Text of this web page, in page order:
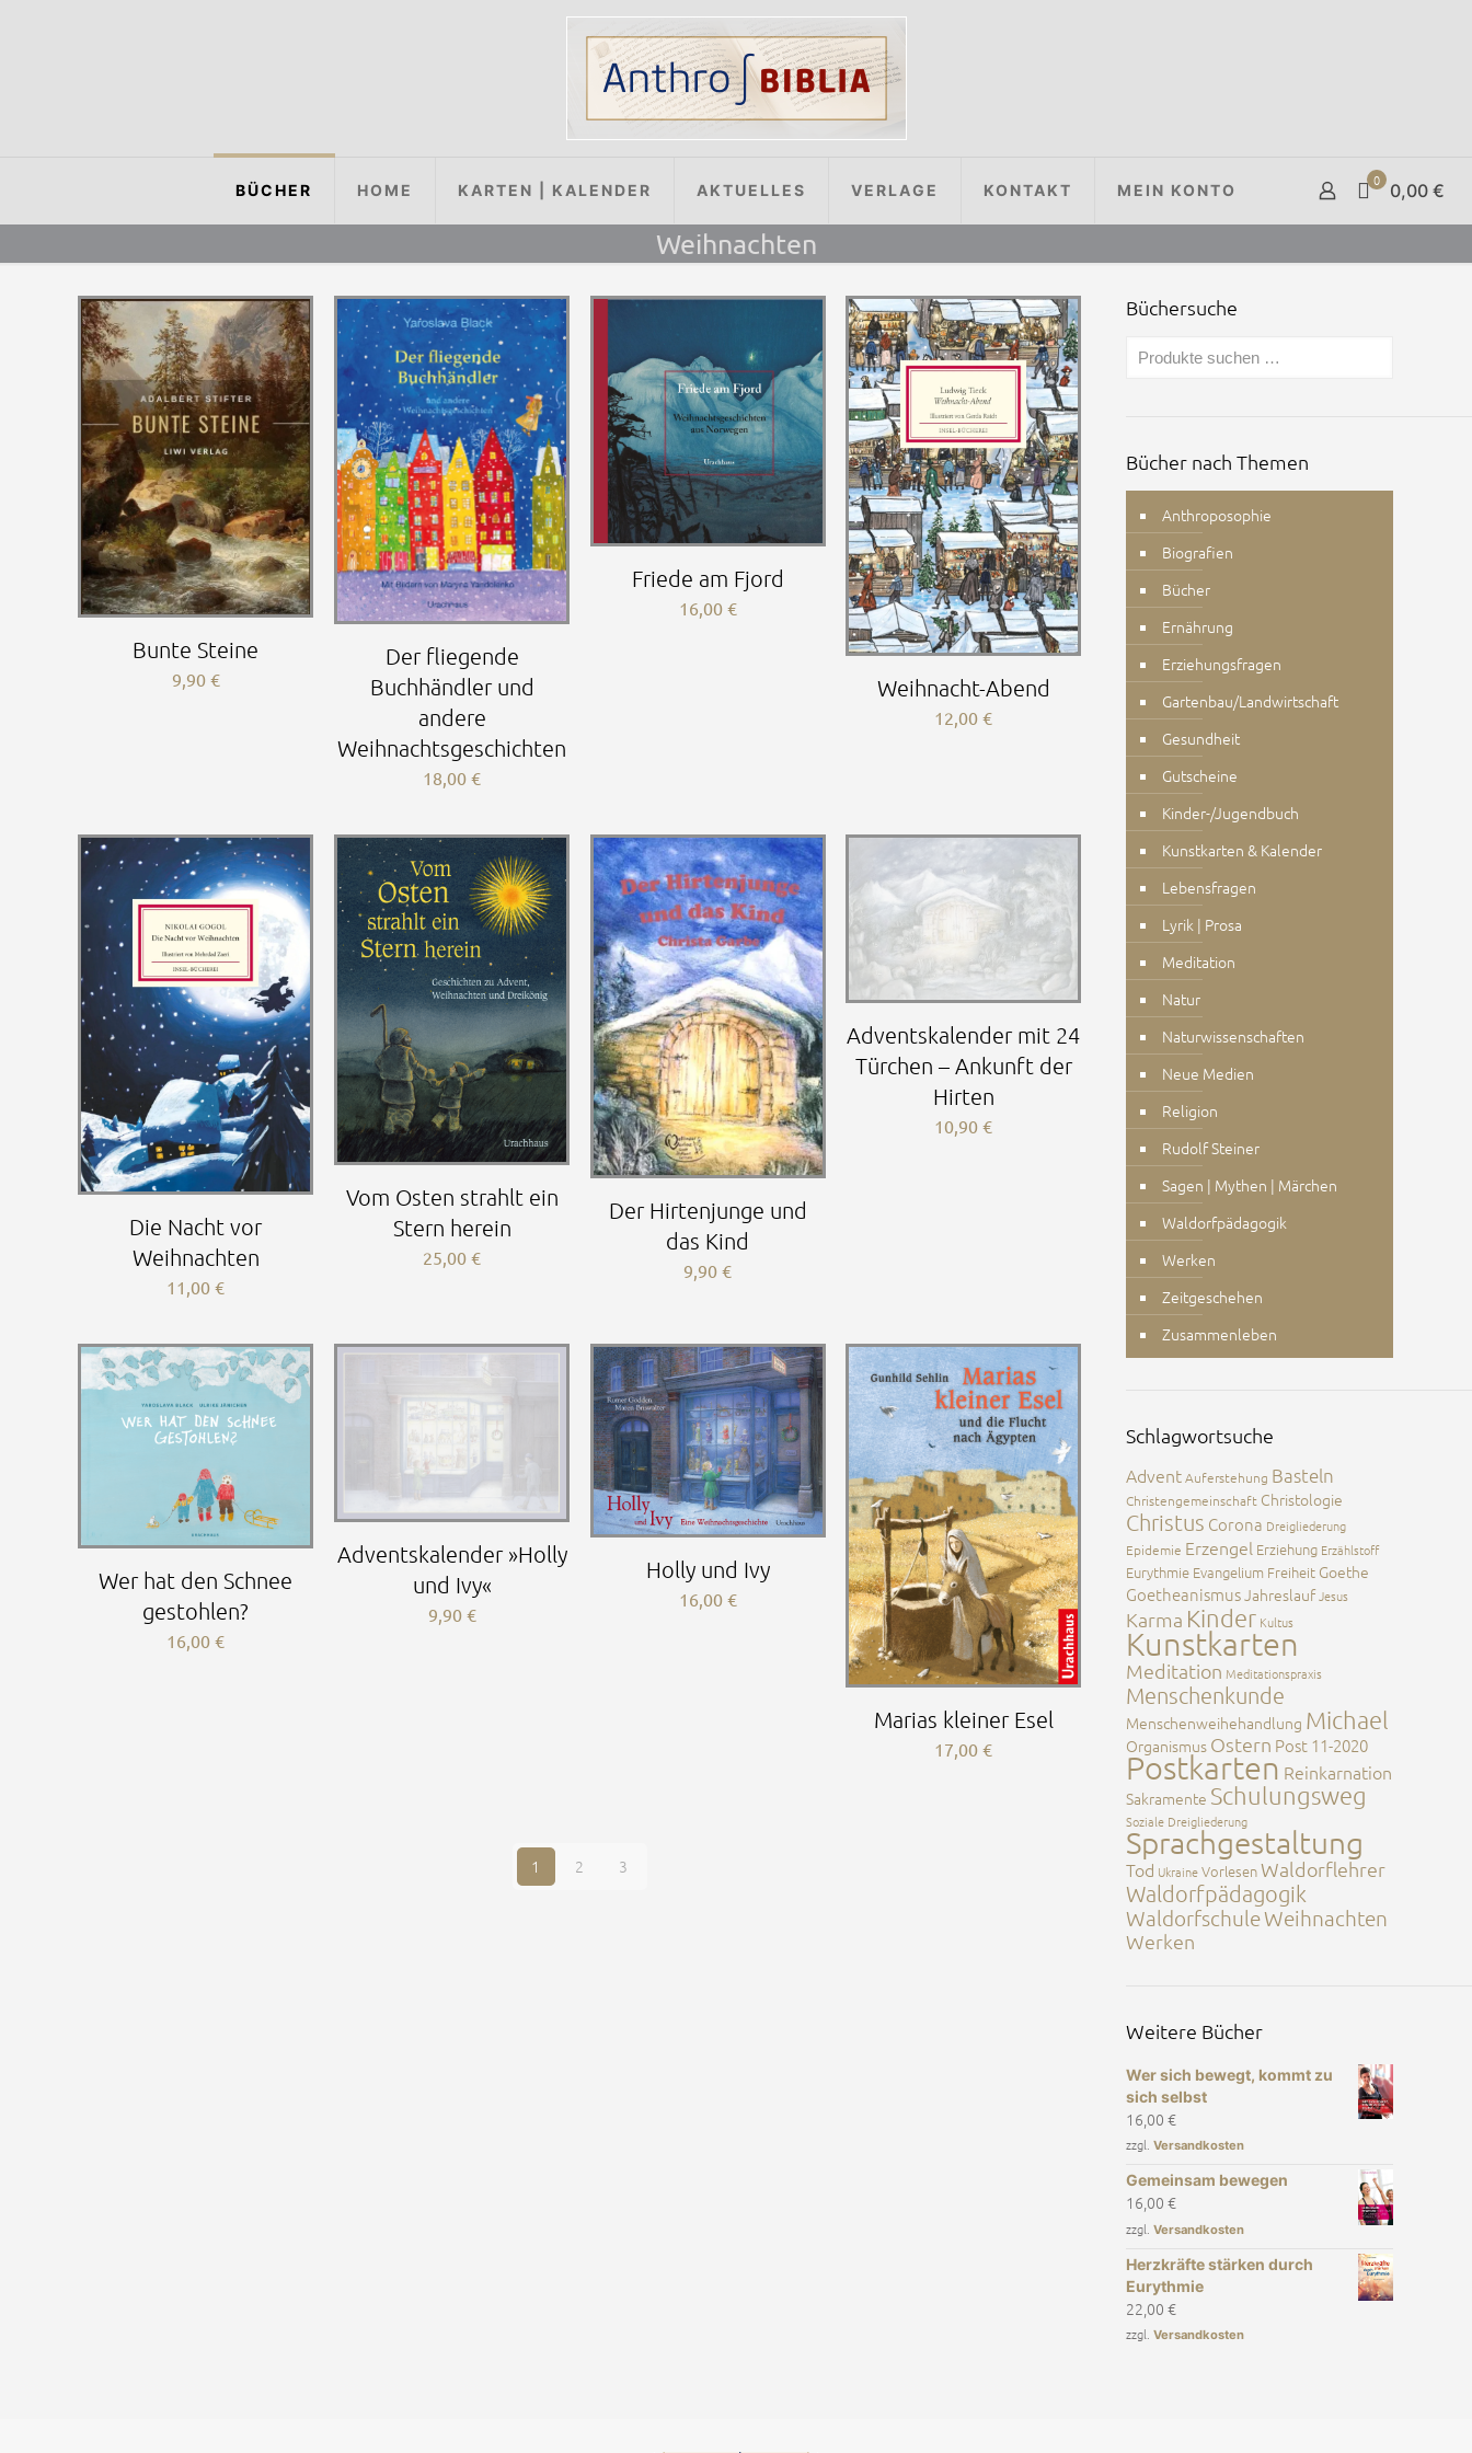
BÜCHER HOME KARTEN | KALENDER AKTUELLES VERLAGE KONTAKT MEIN KONTO
0 0,00 €
Weihnachten
Bunte Steine
9,90 €
Der fliegende
Buchhändler und
andere
Weihnachtsgeschichten
18,00€
Friede am Fjord
16,00 €
Weihnacht-Abend
12,00€
Die Nacht vor
Weihnachten
11,00€
Vom Osten strahlt ein
Stern herein
25,00€
Der Hirtenjunge und
das Kind
9,90€
Adventskalender mit 24
Türchen – Ankunft der
Hirten
10,90€
Wer hat den Schnee
gestohlen?
16,00€
Adventskalender »Holly
und Ivy«
9,90 €
Holly und Ivy
16,00 €
Marias kleiner Esel
17,00€
1 2 3
Büchersuche
Bücher nach Themen
Anthroposophie
Biografien
Bücher
Ernährung
Erziehungsfragen
Gartenbau/Landwirtschaft
Gesundheit
Gutscheine
Kinder-/Jugendbuch
Kunstkarten & Kalender
Lebensfragen
Lyrik | Prosa
Meditation
Natur
Naturwissenschaften
Neue Medien
Religion
Rudolf Steiner
Sagen | Mythen | Märchen
Waldorfpädagogik
Werken
Zeitgeschehen
Zusammenleben
Schlagwortsuche
AdventAuferstehung Basteln
Christengemeinschaft Christologie
Christus Corona Dreigliederung
Epidemie Erzengel Erziehung Erzählstoff
Eurythmie Evangelium Freiheit Goethe
GoetheanismusJahreslaufJesus
Karma Kinder Kultus
Kunstkarten
Meditation Meditationspraxis
Menschenkunde
Menschenweihehandlung Michael
Organismus Ostern Post 11-2020
Postkarten Reinkarnation
Sakramente Schulungsweg
Soziale Dreigliederung
Sprachgestaltung
Tod UkraineVorlesenWaldorflehrer
Waldorfpädagogik
WaldorfschuleWeihnachten
Werken
Weitere Bücher
Wer sich bewegt, kommt zu
sich selbst
16,00 €
zzgl. Versandkosten
Gemeinsam bewegen
16,00 €
zzgl. Versandkosten
Herzkräfte stärken durch
Eurythmie
22,00 €
zzgl. Versandkosten